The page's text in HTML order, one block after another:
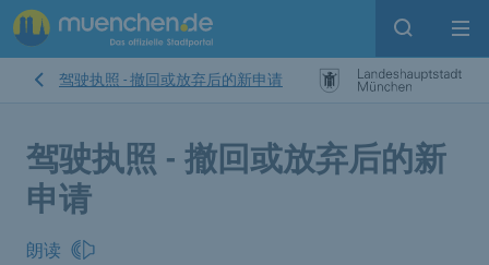
Open
驾驶执照 - 撤回或放弃后的新申请
驾驶执照 - 撤回或放弃后的新
申请
朗读